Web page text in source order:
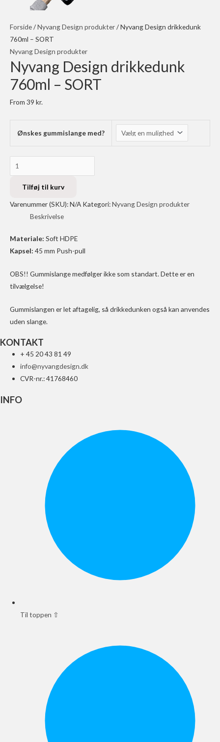
Forside/Nyvang Design produkter/ Nyvang Design drikkedunk
760ml – SORT
Nyvang Design produkter
Nyvang Design drikkedunk
760ml – SORT
From 39 kr.
Ønskes gummislange med?
Nyvang
Design
drikkedunk
antal
Tilføj til kurv
Varenummer (SKU):N/A Kategori:Nyvang Design produkter
Beskrivelse
Materiale: Soft HDPE
Kapsel: 45 mm Push-pull
OBS!! Gummislange medfølger ikke som standart. Dette er en
tilvælgelse!
Gummislangen er let aftagelig, så drikkedunken også kan anvendes
uden slange.
KONTAKT
+ 45 20 43 81 49
info@nyvangdesign.dk
CVR-nr.: 41768460
INFO
Til toppen ⇧